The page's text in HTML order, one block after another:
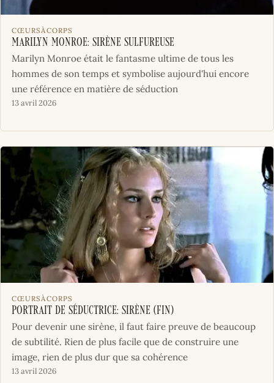
CŒURSÀCORPS
Marilyn Monroe: sirène sulfureuse
Marilyn Monroe était le fantasme ultime de tous les
hommes de son temps et symbolise aujourd'hui encore
une référence en matière de séduction
13 avril 2026
CŒURSÀCORPS
Portrait de séductrice: Sirène (fin)
Pour devenir une sirène, il faut faire preuve de beaucoup
de subtilité. Rien de plus facile que de construire une
image, rien de plus dur que sa cohérence
13 avril 2026